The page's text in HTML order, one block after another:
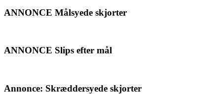
ANNONCE Målsyede skjorter
ANNONCE Slips efter mål
Annonce: Skræddersyede skjorter